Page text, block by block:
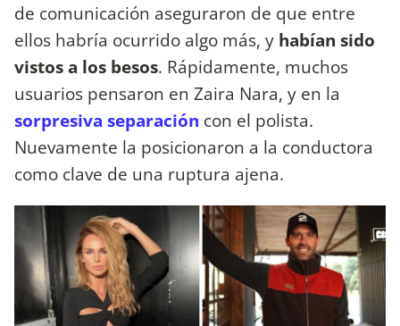
de comunicación aseguraron de que entre
ellos habría ocurrido algo más, y habían sido
vistos a los besos. Rápidamente, muchos
usuarios pensaron en Zaira Nara, y en la
sorpresiva separación con el polista.
Nuevamente la posicionaron a la conductora
como clave de una ruptura ajena.